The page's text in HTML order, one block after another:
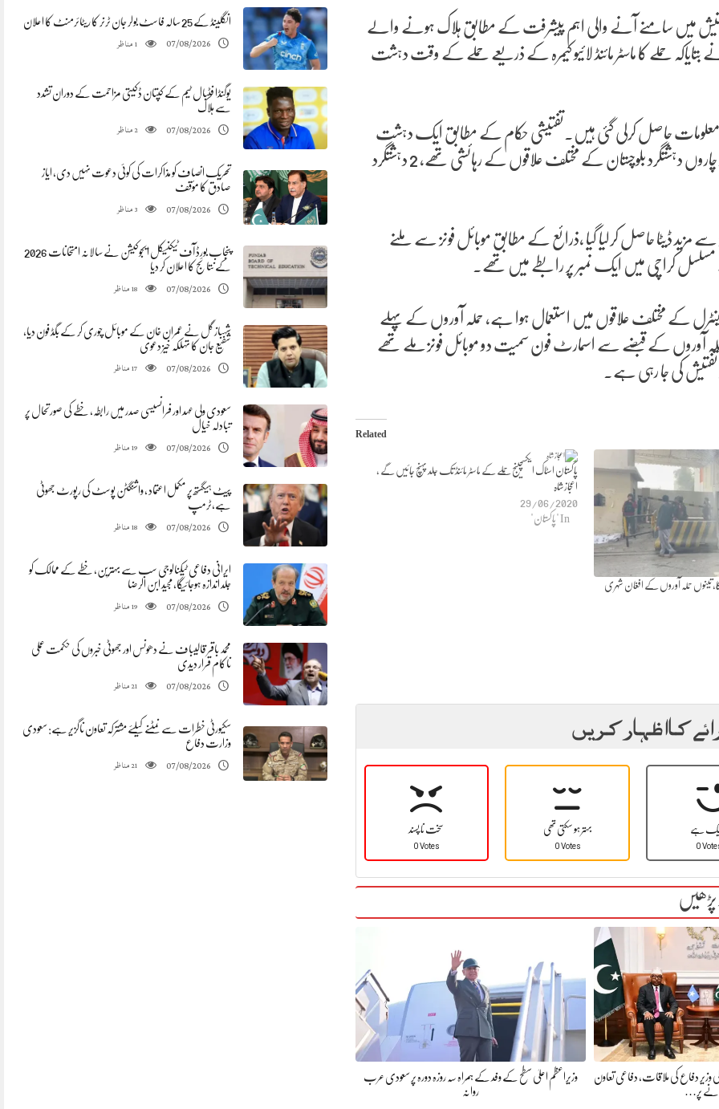
انگلینڈ کے 25 سالہ فاسٹ بولر جان ٹرنر کا ریٹائرمنٹ کا اعلان
07/08/2026
1مناظر
یوگنڈا فٹبال ٹیم کے کپتان ڈکیتی مزاحمت کے دوران تشدد
سے ہلاک
07/08/2026
2مناظر
تحریک انصاف کو مذاکرات کی کوئی دعوت نہیں دی، ایاز
صادق کا مؤقف
07/08/2026
3مناظر
پنجاب بورڈ آف ٹیکنیکل ایجوکیشن نے سالانہ امتحانات 2026
کے نتائج کا اعلان کر دیا
07/08/2026
18مناظر
شہباز گل نے عمران خان کے موبائل چوری کر کے بگڈ فون دیا،
شفیع جان کا تہلکہ خیز دعوی
07/08/2026
17مناظر
سعودی ولی عہد اور فرانسیسی صدر میں رابطہ، خطے کی صورتحال پر
تبادلہ خیال
07/08/2026
19مناظر
پیٹ ہیگستھ پر مکمل اعتماد ، واشنگٹن پوسٹ کی رپورٹ جھوٹی
ہے،ٹرمپ
07/08/2026
18مناظر
ایرانی دفاعی ٹیکنالوجی سب سے بہترین، خطے کے ممالک کو
جلد اندازہ ہوجائیگا، مجید ابن الرضا
07/08/2026
19مناظر
محمد باقر قالیباف نے دھونس اور جھوٹی خبروں کی حکمت عملی
ناکام قرار دیدی
07/08/2026
21مناظر
سکیورٹی خطرات سے نمٹنے کیلئے مشترکہ تعاون ناگزیر ہے: سعودی
وزارت دفاع
07/08/2026
21مناظر
تفتیش میں سامنے آنے والی اہم پیشرفت کے مطابق ہلاک ہونے والے
حملے کا ماسٹر مائنڈ لائیو کیمرہ کے ذریعے حملے کے وقت دہشت
حاصل کرلی گئی ہیں۔تفتیشی حکام کے مطابق ایک دہشت
گرد حملے کے چند سیکنڈ بعد ہی سب انسپکٹر کی فائرنگ سے مارا گیا تھا۔چاروں دہشتگرد بلوچستان کے مختلف علاقوں کے رہائشی تھے، 2 دہشتگرد
مزید ڈیٹا حاصل کرلیا گیا ،ذرائع کے مطابق موبائل فونز سے ملنے
مسلسل کراچی میں ایک نمبر پر رابطے میں تھے۔
کے مختلف علاقوں میں استعمال ہوا ہے، حملہ آوروں کے پہلے
آوروں کے قبضے سے اسمارٹ فون سمیت دو موبائل فونز ملے تھے
کی جا رہی ہے۔
Related
پاکستان اسٹاک ایکسچینج حملے کے ماسٹر مائنڈ تک جلد پہنچ جائیں گے ،
اعجازشاہ
29/06/2020
In "پاکستان"
تینوں حملہ آوروں کے افغان شہری
کا اظہار کریں
سخت نا پسند
0 Votes
بہتر ہو سکتی تھی
0 Votes
ہے
0
پڑھیں
وزیر دفاع کی ملاقات، دفاعی تعاون
پر…
وزیراعظم اعلیٰ سطح کے وفد کے ہمراہ سہ روزہ دورہ پر سعودی عرب
روانہ